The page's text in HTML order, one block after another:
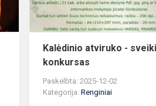
Kalėdinio atviruko -
konkursas
Paskelbta: 2025-12-02
Kategorija:Renginiai